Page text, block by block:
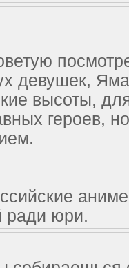
девушек,
высоты,
героев,
ради юри.